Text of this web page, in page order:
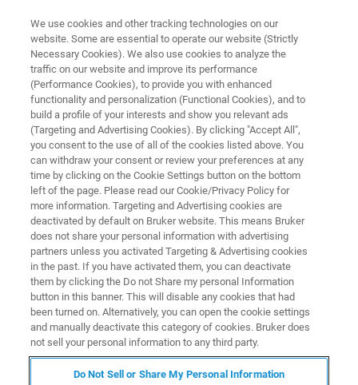
NANOIR ウェビナー
新製品Bruker製ナノ赤外分光装
置 nanoIR3 ～AFM-IRが実現す
るナノ領域の赤外分光分析
～ WEB DEMO
Bruker 製 AFM-IR 装置の最新機種である nanoIR3 につい
We use cookies and other tracking technologies on our
website. Some are essential to operate our website (Strictly
Necessary Cookies). We also use cookies to analyze the
traffic on our website and improve its performance
(Performance Cookies), to provide you with enhanced
functionality and personalization (Functional Cookies), and to
build a profile of your interests and show you relevant ads
(Targeting and Advertising Cookies). By clicking "Accept All",
you consent to the use of all of the cookies listed above. You
can withdraw your consent or review your preferences at any
time by clicking on the Cookie Settings button on the bottom
left of the page. Please read our Cookie/Privacy Policy for
more information. Targeting and Advertising cookies are
deactivated by default on Bruker website. This means Bruker
does not share your personal information with advertising
partners unless you activated Targeting & Advertising cookies
in the past. If you have activated them, you can deactivate
them by clicking the Do not Share my personal Information
button in this banner. This will disable any cookies that had
been turned on. Alternatively, you can open the cookie settings
and manually deactivate this category of cookies. Bruker does
not sell your personal information to any third party.
Do Not Sell or Share My Personal Information